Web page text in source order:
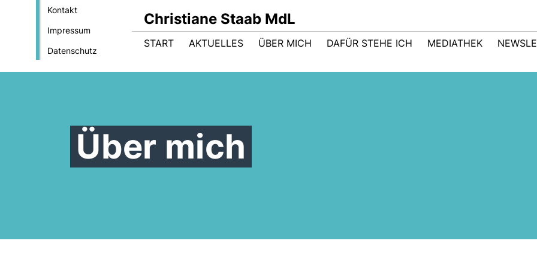
Kontakt
Impressum
Datenschutz
Christiane Staab MdL
START AKTUELLES ÜBER MICH DAFÜR STEHE ICH MEDIATHEK
Über mich